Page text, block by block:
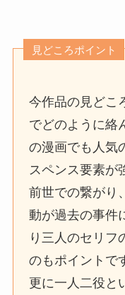
見どころポイント
今作品の見どこ
でどのように絡
の漫画でも人気
スペンス要素が
前世での繋がり
動が過去の事件
り三人のセリフ
のもポイントで
更に一人二役と